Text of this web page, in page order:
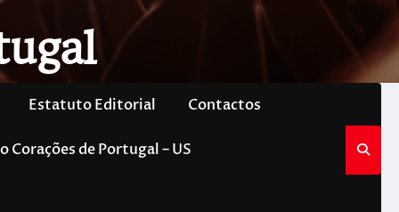
Estatuto Editorial Contactos
Corações de Portugal – US